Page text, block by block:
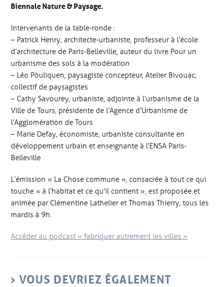
Biennale Nature & Paysage.
Intervenants de la table-ronde :
– Patrick Henry, architecte-urbaniste, professeur à l’école
d’architecture de Paris-Belleville, auteur du livre Pour un
urbanisme des sols à la modération
– Léo Pöuliquen, paysagiste concepteur, Atelier Bivouac,
collectif de paysagistes
– Cathy Savourey, urbaniste, adjointe à l’urbanisme de la
Ville de Tours, présidente de l’Agence d’Urbanisme de
l’Agglomération de Tours
– Marie Defay, économiste, urbaniste consultante en
développement urbain et enseignante à l’ENSA Paris-
Belleville
L’émission « La Chose commune », consacrée à tout ce qui
touche « à l’habitat et ce qu’il contient », est proposée et
animée par Clémentine Lathelier et Thomas Thierry, tous les
mardis à 9h.
Accéder au podcast « fabriquer autrement les villes »
VOUS DEVRIEZ ÉGALEMENT